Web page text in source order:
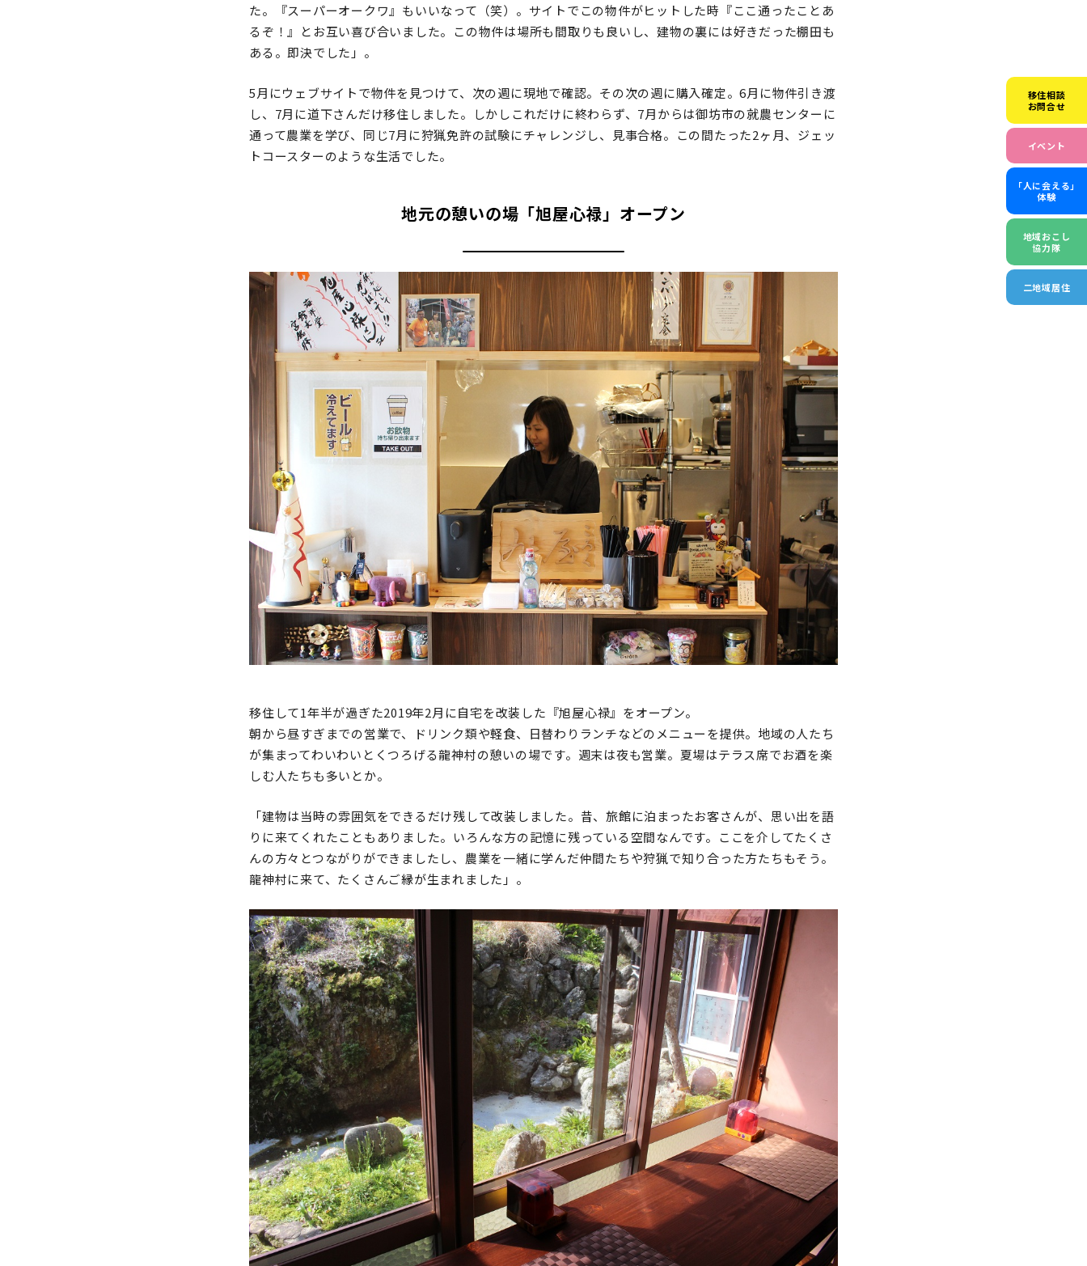
移住相談
お問合せ
イベント
「人に会える」
体験
地域おこし
協力隊
二地域居住
た。『スーパーオークワ』もいいなって（笑）。サイトでこの物件がヒットした時『ここ通ったことあ
るぞ！』とお互い喜び合いました。この物件は場所も間取りも良いし、建物の裏には好きだった棚田も
ある。即決でした」。
5月にウェブサイトで物件を見つけて、次の週に現地で確認。その次の週に購入確定。6月に物件引き渡
し、7月に道下さんだけ移住しました。しかしこれだけに終わらず、7月からは御坊市の就農センターに
通って農業を学び、同じ7月に狩猟免許の試験にチャレンジし、見事合格。この間たった2ヶ月、ジェッ
トコースターのような生活でした。
地元の憩いの場「旭屋心禄」オープン
移住して1年半が過ぎた2019年2月に自宅を改装した『旭屋心禄』をオープン。
朝から昼すぎまでの営業で、ドリンク類や軽食、日替わりランチなどのメニューを提供。地域の人たち
が集まってわいわいとくつろげる龍神村の憩いの場です。週末は夜も営業。夏場はテラス席でお酒を楽
しむ人たちも多いとか。
「建物は当時の雰囲気をできるだけ残して改装しました。昔、旅館に泊まったお客さんが、思い出を語
りに来てくれたこともありました。いろんな方の記憶に残っている空間なんです。ここを介してたくさ
んの方々とつながりができましたし、農業を一緒に学んだ仲間たちや狩猟で知り合った方たちもそう。
龍神村に来て、たくさんご縁が生まれました」。